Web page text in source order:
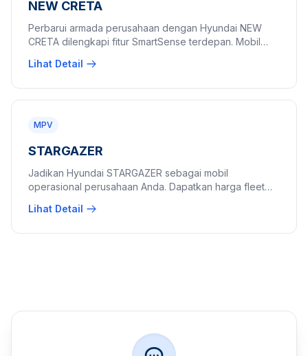
NEW CRETA
Perbarui armada perusahaan dengan Hyundai NEW
CRETA dilengkapi fitur SmartSense terdepan. Mobil
Lihat Detail
MPV
STARGAZER
Jadikan Hyundai STARGAZER sebagai mobil
operasional perusahaan Anda. Dapatkan harga fleet
borongan (fleet) B2B terbaik hari ini.
Lihat Detail